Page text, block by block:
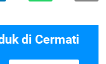
di Cermati